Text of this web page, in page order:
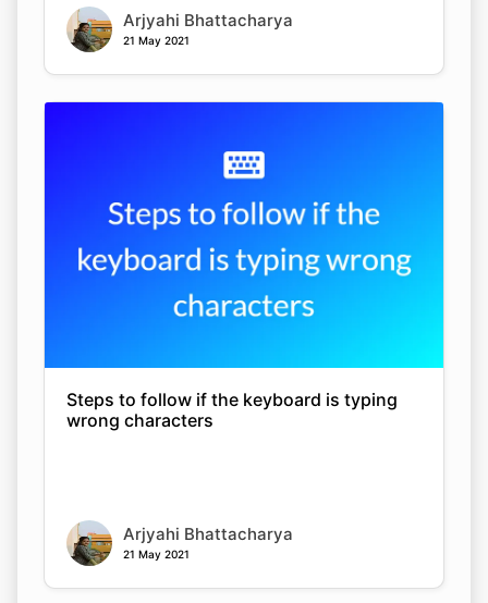
Copy Link
Arjyahi Bhattacharya
21 May 2021
Steps to follow if the keyboard is typing
wrong characters
Arjyahi Bhattacharya
21 May 2021